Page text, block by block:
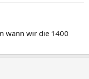
wann wir die 1400